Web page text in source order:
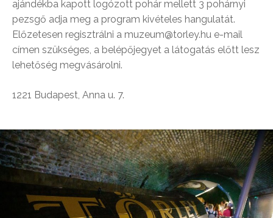
ajándékba kapott logózott pohár mellett 3 pohárnyi
pezsgő adja meg a program kivételes hangulatát.
Előzetesen regisztrálni a muzeum@torley.hu e-mail
címen szükséges, a belépőjegyet a látogatás előtt lesz
lehetőség megvásárolni.
1221 Budapest, Anna u. 7.